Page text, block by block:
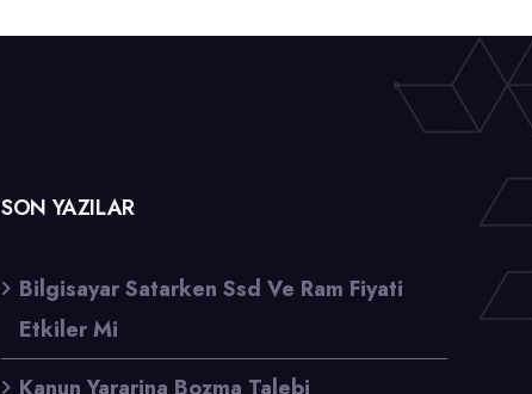
SON YAZILAR
Bilgisayar Satarken Ssd Ve Ram Fiyati
Etkiler Mi